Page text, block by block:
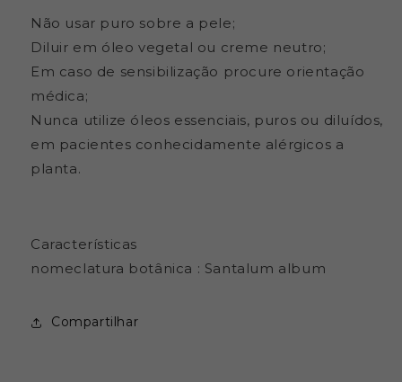
Não usar puro sobre a pele;
Diluir em óleo vegetal ou creme neutro;
Em caso de sensibilização procure orientação
médica;
Nunca utilize óleos essenciais, puros ou diluídos,
em pacientes conhecidamente alérgicos a
planta.
Características
nomeclatura botânica : Santalum album
Compartilhar